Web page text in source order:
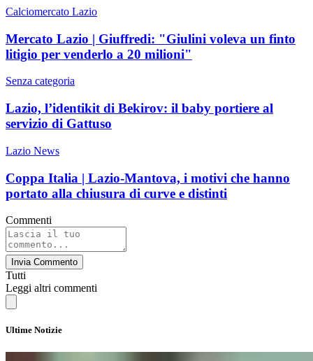
Calciomercato Lazio
Mercato Lazio | Giuffredi: "Giulini voleva un finto
litigio per venderlo a 20 milioni"
Senza categoria
Lazio, l’identikit di Bekirov: il baby portiere al
servizio di Gattuso
Lazio News
Coppa Italia | Lazio-Mantova, i motivi che hanno
portato alla chiusura di curve e distinti
Commenti
Invia Commento
Tutti
Leggi altri commenti
Ultime Notizie